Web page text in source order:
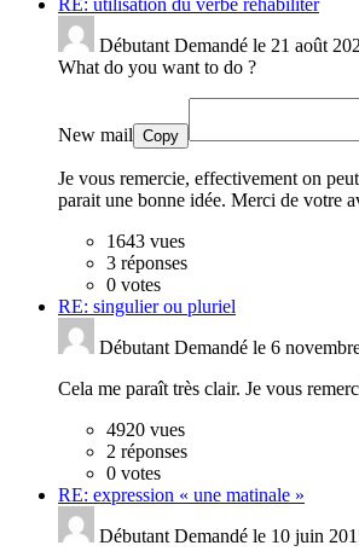
Débutant Demandé le 21 août
What do you want to do ?
New mail Copy
Je vous remercie, effectivement on
parait une bonne idée. Merci de votre
1643 vues
3 réponses
0 votes
RE: singulier ou pluriel
Débutant Demandé le 6
Cela me paraît très clair. Je vous
4920 vues
2 réponses
0 votes
RE: expression « une matinale »
Débutant Demandé le 10 juin